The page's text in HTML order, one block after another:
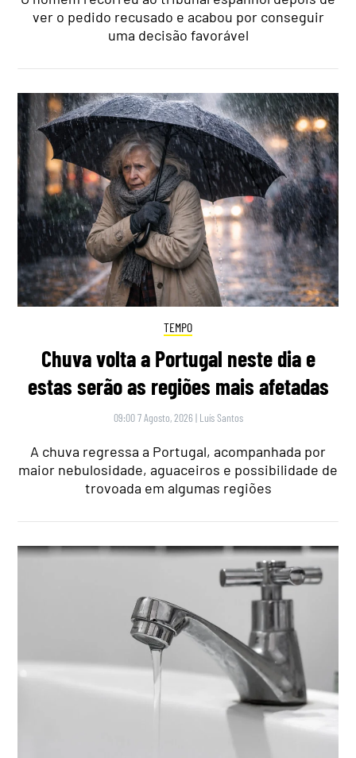
ver o pedido recusado e acabou por conseguir
uma decisão favorável
TEMPO
Chuva volta a Portugal neste dia e
estas serão as regiões mais afetadas
09:00 7 Agosto, 2026 | Luís Santos
A chuva regressa a Portugal, acompanhada por
maior nebulosidade, aguaceiros e possibilidade de
trovoada em algumas regiões